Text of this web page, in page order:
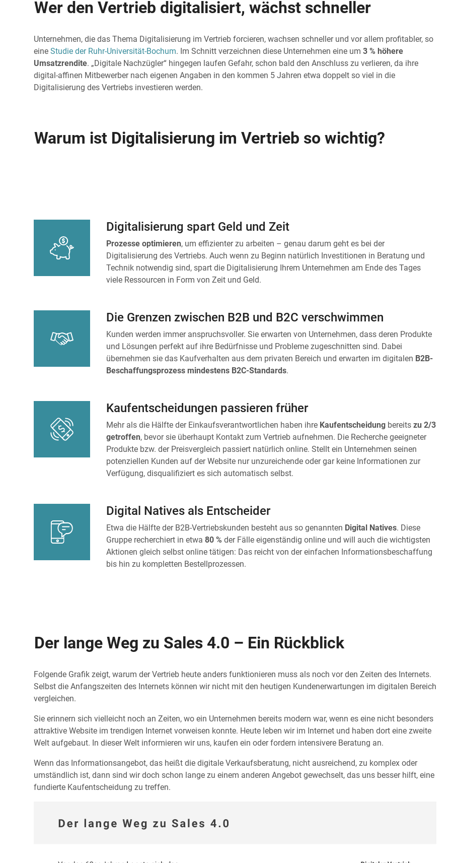
Wer den Vertrieb digitalisiert, wächst schneller
Unternehmen, die das Thema Digitalisierung im Vertrieb forcieren, wachsen schneller und vor allem profitabler, so
eineStudie der Ruhr-Universität-Bochum. Im Schnitt verzeichnen diese Unternehmen eine um 3 % höhere
Umsatzrendite. „Digitale Nachzügler“ hingegen laufen Gefahr, schon bald den Anschluss zu verlieren, da ihre
digital-affinen Mitbewerber nach eigenen Angaben in den kommen 5 Jahren etwa doppelt so viel in die
Digitalisierung des Vertriebs investieren werden.
Warum ist Digitalisierung im Vertrieb so wichtig?
Digitalisierung spart Geld und Zeit
Prozesse optimieren, um effizienter zu arbeiten – genau darum geht es bei der
Digitalisierung des Vertriebs. Auch wenn zu Beginn natürlich Investitionen in Beratung und
Technik notwendig sind, spart die Digitalisierung Ihrem Unternehmen am Ende des Tages
viele Ressourcen in Form von Zeit und Geld.
Die Grenzen zwischen B2B und B2C verschwimmen
Kunden werden immer anspruchsvoller. Sie erwarten von Unternehmen, dass deren Produkte
und Lösungen perfekt auf ihre Bedürfnisse und Probleme zugeschnitten sind. Dabei
übernehmen sie das Kaufverhalten aus dem privaten Bereich und erwarten im digitalen B2B-
Beschaffungsprozess mindestens B2C-Standards.
Kaufentscheidungen passieren früher
Mehr als die Hälfte der Einkaufsverantwortlichen haben ihre Kaufentscheidung bereitszu 2/3
getroffen, bevor sie überhaupt Kontakt zum Vertrieb aufnehmen. Die Recherche geeigneter
Produkte bzw. der Preisvergleich passiert natürlich online. Stellt ein Unternehmen seinen
potenziellen Kunden auf der Website nur unzureichende oder gar keine Informationen zur
Verfügung, disqualifiziert es sich automatisch selbst.
Digital Natives als Entscheider
Etwa die Hälfte der B2B-Vertriebskunden besteht aus so genannten Digital Natives. Diese
Gruppe recherchiert in etwa80 % der Fälle eigenständig online und will auch die wichtigsten
Aktionen gleich selbst online tätigen: Das reicht von der einfachen Informationsbeschaffung
bis hin zu kompletten Bestellprozessen.
Der lange Weg zu Sales 4.0 – Ein Rückblick
Folgende Grafik zeigt, warum der Vertrieb heute anders funktionieren muss als noch vor den Zeiten des Internets.
Selbst die Anfangszeiten des Internets können wir nicht mit den heutigen Kundenerwartungen im digitalen Bereich
vergleichen.
Sie erinnern sich vielleicht noch an Zeiten, wo ein Unternehmen bereits modern war, wenn es eine nicht besonders
attraktive Website im trendigen Internet vorweisen konnte. Heute leben wir im Internet und haben dort eine zweite
Welt aufgebaut. In dieser Welt informieren wir uns, kaufen ein oder fordern intensivere Beratung an.
Wenn das Informationsangebot, das heißt die digitale Verkaufsberatung, nicht ausreichend, zu komplex oder
umständlich ist, dann sind wir doch schon lange zu einem anderen Angebot gewechselt, das uns besser hilft, eine
fundierte Kaufentscheidung zu treffen.